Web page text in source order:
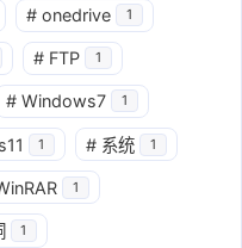
# onedrive 1
# FTP 1
# Windows7 1
1 # 系统 1
1
1